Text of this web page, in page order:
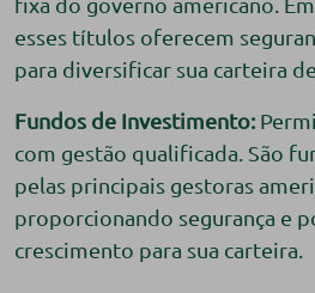
esses títulos oferecem
para diversificar sua carteira
Fundos de Investimento:
com gestão qualificada. São
pelas principais gestoras
proporcionando segurança e
crescimento para sua carteira.